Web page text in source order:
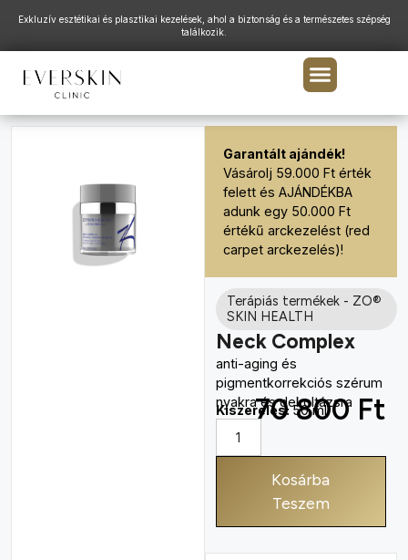
Exkluzív esztétikai és plasztikai kezelések, ahol a biztonság és a természetes szépség
találkozik.
Terápiás termékek- ZO®
SKIN HEALTH
Neck Complex
anti-aging és
pigmentkorrekciós szérum
nyakra és dekoltázsra
Kiszerelés:50 ml
70 800 Ft
Kosárba
Teszem
Garantált ajándék!
Vásárolj 59.000 Ft érték
felett és AJÁNDÉKBA
adunk egy 50.000 Ft
értékű arckezelést (red
carpet arckezelés)!